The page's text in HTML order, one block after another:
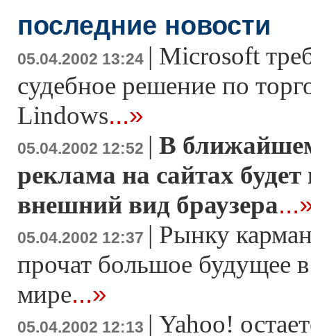
последние новости
05.04.2002 13:24 | Microsoft
судебное решение по
Lindows...»
05.04.2002 12:52 | В
реклама на сайтах будет
внешний вид браузера
05.04.2002 12:37 | Рынку
прочат большое будущее
мире...»
05.04.2002 12:13 | Yahoo!